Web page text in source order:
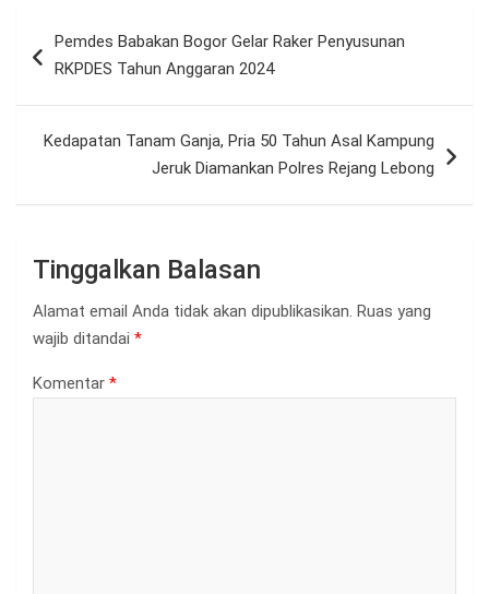
posPemdes Babakan Bogor Gelar Raker Penyusunan
RKPDES Tahun Anggaran 2024
Kedapatan Tanam Ganja, Pria 50 Tahun Asal Kampung
Jeruk Diamankan Polres Rejang Lebong
Tinggalkan Balasan
Alamat email Anda tidak akan dipublikasikan. Ruas yang
wajib ditandai *
Komentar *